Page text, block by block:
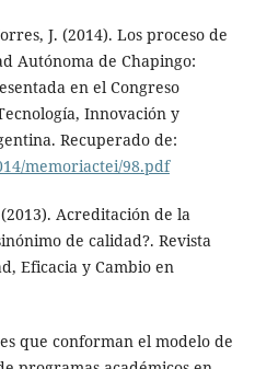
J. (2014). Los proceso de
Autónoma de Chapingo:
en el Congreso
Innovación y
Recuperado de:
memoriactei/98.pdf
Acreditación de la
de calidad?. Revista
Eficacia y Cambio en
que conforman el modelo de